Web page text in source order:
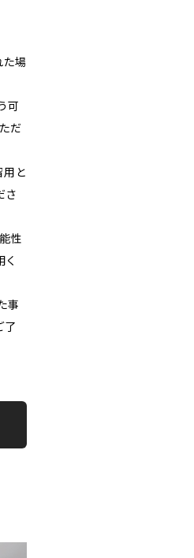
た場
可
だ
用と
さ
性
く
事
了